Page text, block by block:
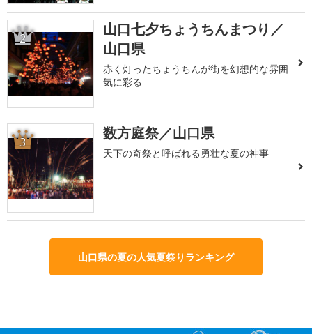
2
山口七夕ちょうちんまつり／
山口県
赤く灯ったちょうちんが街を幻想的な雰囲
気に彩る
3 数方庭祭／山口県
天下の奇祭と呼ばれる勇壮な夏の神事
山口県の夏の人気夏祭りランキング